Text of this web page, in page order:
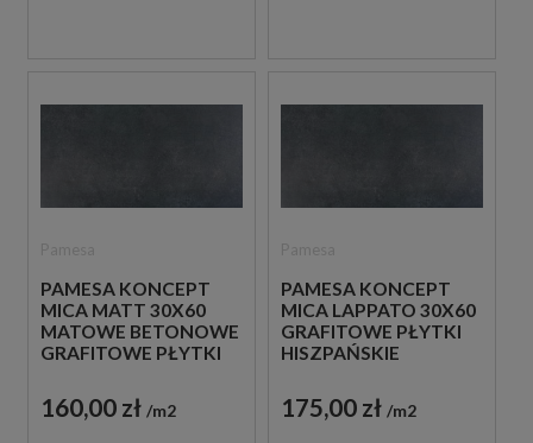
PAMESA KONCEPT
MICA MATT 30X60
MATOWE BETONOWE
GRAFITOWE PŁYTKI
160,00 zł m2
PAMESA KONCEPT
MICA LAPPATO 30X60
GRAFITOWE PŁYTKI
HISZPAŃSKIE
175,00 zł m2